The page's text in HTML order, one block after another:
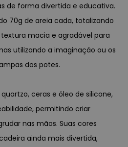
de forma divertida e educativa.
70g de areia cada, totalizando
macia e agradável para
utilizando a imaginação ou os
dos potes.
ceras e óleo de silicone,
permitindo criar
nas mãos. Suas cores
ainda mais divertida,